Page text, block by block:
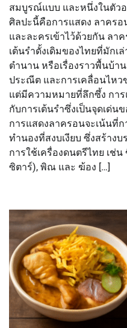
สมบูรณ์แบบ และหนึ่งในตัว
ศิลปะนี้คือการแสดง ลาครอ
และละครเข้าไว้ด้วยกัน ลา
เต้นรำดั้งเดิมของไทยที่มักเ
ตำนาน หรือเรื่องราวพื้นบ้า
ประณีต และการเคลื่อนไห
แต่มีความหมายที่ลึกซึ้ง การ
กับการเต้นรำซึ่งเป็นจุดเด่
การแสดงลาครอนจะเน้นที่
ทำนองที่สงบเงียบ ซึ่งสร้าง
การใช้เครื่องดนตรีไทย เช่
ซิตาร์), พิณ และ ฆ้อง […]